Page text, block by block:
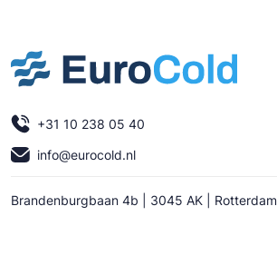
+31 10 238 05 40
info@eurocold.nl
Brandenburgbaan 4b | 3045 AK | Rotterdam